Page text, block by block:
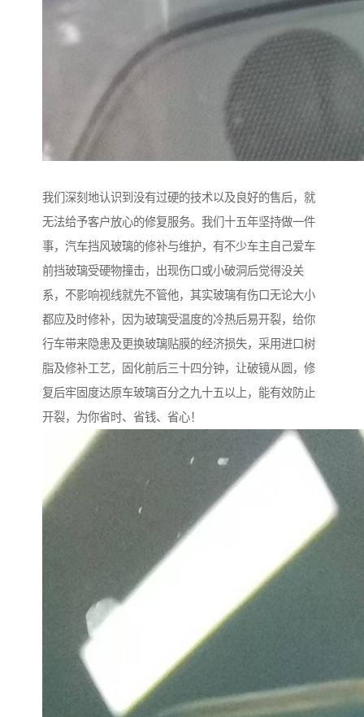
我们深刻地认识到没有过硬的技术以及良好的售后，就
无法给予客户放心的修复服务。我们十五年坚持做一件
事，汽车挡风玻璃的修补与维护，有不少车主自己爱车
前挡玻璃受硬物撞击，出现伤口或小破洞后觉得没关
系，不影响视线就先不管他，其实玻璃有伤口无论大小
都应及时修补，因为玻璃受温度的冷热后易开裂，给你
行车带来隐患及更换玻璃贴膜的经济损失，采用进口树
脂及修补工艺，固化前后三十四分钟，让破镜从圆，修
复后牢固度达原车玻璃百分之九十五以上，能有效防止
开裂，为你省时、省钱、省心！